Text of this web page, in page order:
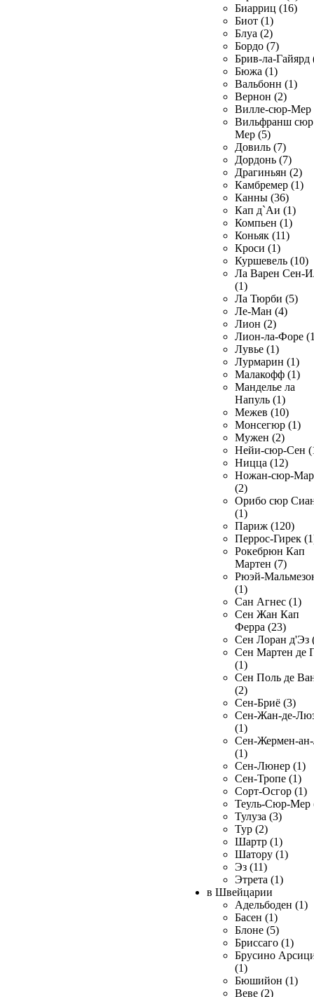
Биарриц (16)
Биот (1)
Блуа (2)
Бордо (7)
Брив-ла-Гайярд
Бюжа (1)
Вальбонн (1)
Вернон (2)
Вилле-сюр-Мер
Вильфранш сюр
Мер (5)
Довиль (7)
Дордонь (7)
Драгиньян (2)
Камбремер (1)
Канны (36)
Кап д`Аи (1)
Компьен (1)
Коньяк (11)
Кроси (1)
Куршевель (10)
Ла Варен Сен-
(1)
Ла Тюрби (5)
Ле-Ман (4)
Лион (2)
Лион-ла-Форе
Лувье (1)
Лурмарин (1)
Малакофф (1)
Манделье ла
Напуль (1)
Межев (10)
Монсегюр (1)
Мужен (2)
Нейи-сюр-Сен
Ницца (12)
Ножан-сюр-
(2)
Орибо сюр
(1)
Париж (120)
Перрос-Гирек
Рокебрюн Кап
Мартен (7)
Рюэй-
(1)
Сан Агнес (1)
Сен Жан Кап
Ферра (23)
Сен Лоран д'Эз
Сен Мартен де
(1)
Сен Поль де
(2)
Сен-Бриё (3)
Сен-Жан-де-
(1)
Сен-Жермен-
(1)
Сен-Люнер (1)
Сен-Тропе (1)
Сорт-Осгор (1)
Теуль-Сюр-Мер
Тулуза (3)
Тур (2)
Шартр (1)
Шатору (1)
Эз (11)
Этрета (1)
в Швейцарии
Адельбоден (1)
Басен (1)
Блоне (5)
Бриссаго (1)
Брусино
(1)
Бюшийон (1)
Веве (2)